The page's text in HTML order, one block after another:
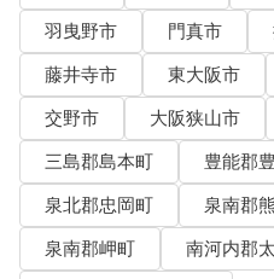
羽曳野市
門真市
藤井寺市
東大阪市
交野市
大阪狭山市
三島郡島本町
豊能郡
泉北郡忠岡町
泉南郡
泉南郡岬町
南河内郡